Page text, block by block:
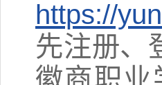
https://
先注册、